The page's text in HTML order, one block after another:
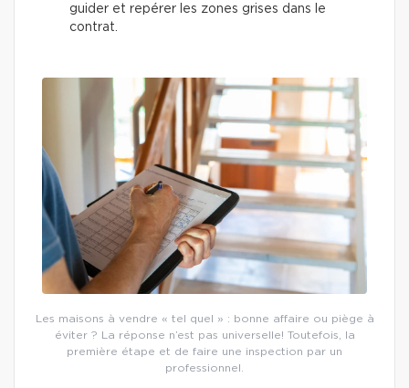
guider et repérer les zones grises dans le
contrat.
Les maisons à vendre « tel quel » : bonne affaire ou piège à
éviter ? La réponse n’est pas universelle! Toutefois, la
première étape et de faire une inspection par un
professionnel.